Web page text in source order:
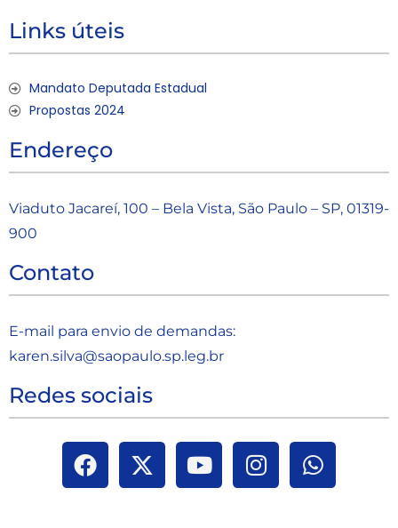
Links úteis
Mandato Deputada Estadual
Propostas 2024
Endereço
Viaduto Jacareí, 100 – Bela Vista, São Paulo – SP, 01319-
900
Contato
E-mail para envio de demandas:
karen.silva@saopaulo.sp.leg.br
Redes sociais